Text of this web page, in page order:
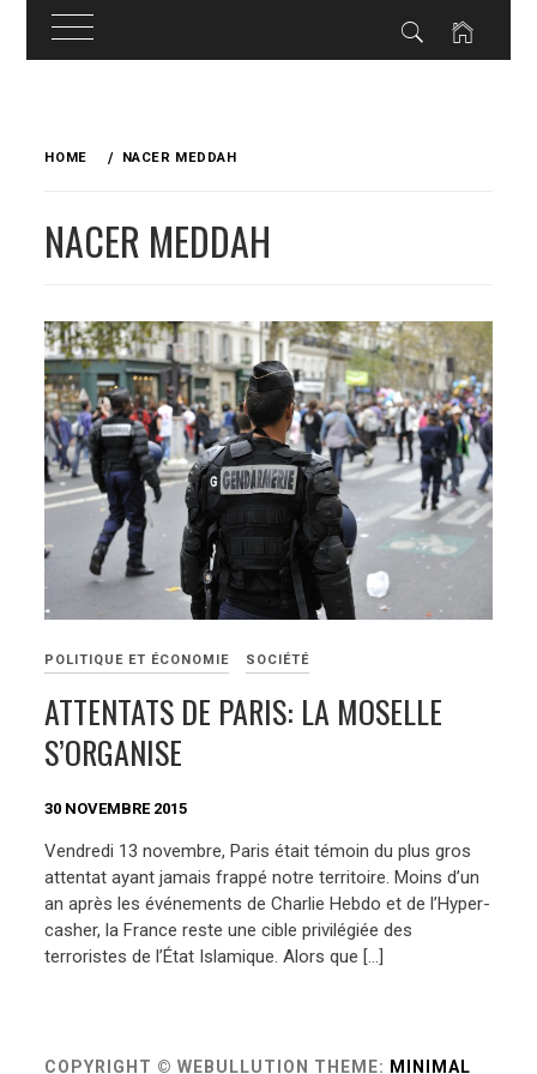
HOME NACER MEDDAH
NACER MEDDAH
POLITIQUE ET ÉCONOMIE SOCIÉTÉ
ATTENTATS DE PARIS: LA MOSELLE
S’ORGANISE
30 NOVEMBRE 2015
Vendredi 13 novembre, Paris était témoin du plus gros
attentat ayant jamais frappé notre territoire. Moins d’un
an après les événements de Charlie Hebdo et de l’Hyper-
casher, la France reste une cible privilégiée des
terroristes de l’État Islamique. Alors que […]
COPYRIGHT © WEBULLUTION THEME: MINIMAL